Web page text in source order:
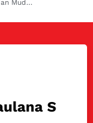
Panduan Singkat dan Mudah Cara Service AC Mobil Sendiri
S